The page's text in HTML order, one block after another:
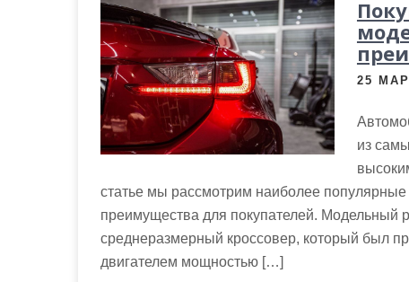
25
из
статье мы рассмотрим наиболее популярные
преимущества для покупателей. Модельный
среднеразмерный кроссовер, который был
двигателем мощностью […]